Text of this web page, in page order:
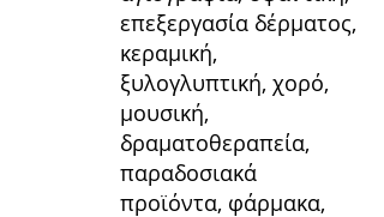
επεξεργασία δέρματος,
κεραμική,
ξυλογλυπτική, χορό,
μουσική,
δραματοθεραπεία,
παραδοσιακά
προϊόντα, φάρμακα,